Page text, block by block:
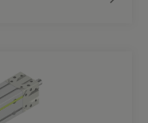
гъвкави и